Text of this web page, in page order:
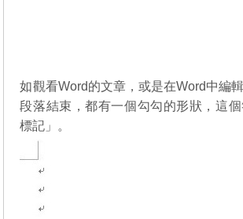
如觀看Word的文章，或是在Word中編
段落結束，都有一個勾勾的形狀，這
標記」。